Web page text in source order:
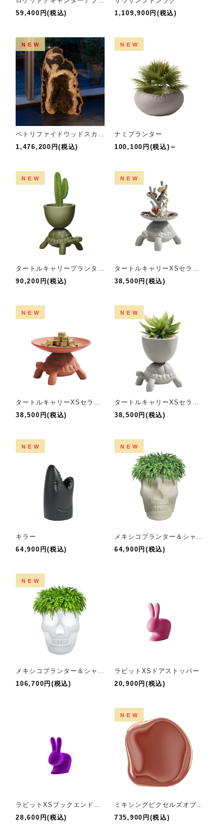
59,400円(税込)
1,109,900円(税込)
NEW
ペトリファイドウッドスカルプチャー
1,476,200円(税込)
NEW
ナミプランター
100,100円(税込)～
NEW
90,200円(税込)
NEW
38,500円(税込)
NEW
タートルキャリーXSセラミックポケットエンプティア
38,500円(税込)
NEW
タートルキャリーXSセラミックプランター
38,500円(税込)
NEW
キラー
64,900円(税込)
NEW
メキシコプランター＆シャンパンクーラー
64,900円(税込)
NEW
106,700円(税込)
ラビットXSドアストッパー
20,900円(税込)
ラビットXSブックエンドヴェルヴェット
28,600円(税込)
NEW
ミキシングピクセルズオブアングラーカッパー250
735,900円(税込)